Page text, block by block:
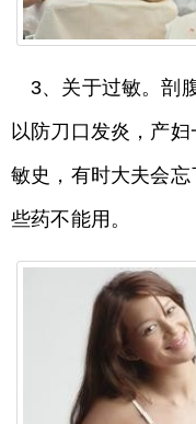
3、关于过敏。剖
以防刀口发炎，产
敏史，有时大夫会
些药不能用。